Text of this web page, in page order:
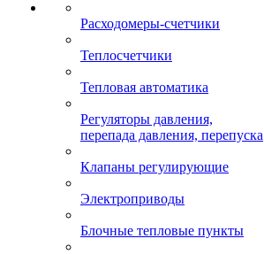
Расходомеры-счетчики
Теплосчетчики
Тепловая автоматика
Регуляторы давления,
перепада давления, перепуска
Клапаны регулирующие
Электроприводы
Блочные тепловые пункты